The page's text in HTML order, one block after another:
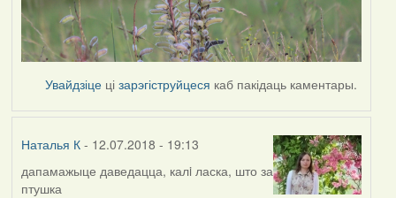
Увайдзіце цізарэгіструйцеся каб пакідаць каментары.
Наталья К- 12.07.2018 - 19:13
дапамажыце даведацца, калi ласка, што за
птушка